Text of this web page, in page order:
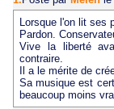
Lorsque l'on lit ses
Pardon.
Vive la liberté
contraire.
Il a le mérite de
Sa musique est
beaucoup moins